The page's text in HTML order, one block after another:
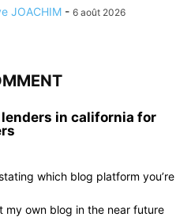
JOACHIM - 6 août 2026
in california for
which blog platform you’re
my own blog in the near future